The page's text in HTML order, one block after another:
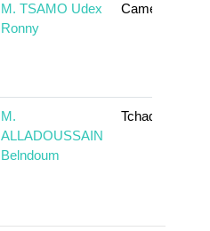
M. TSAMO Udex
Ronny
Cameroun
M.
ALLADOUSSAIN
Belndoum
Tchad